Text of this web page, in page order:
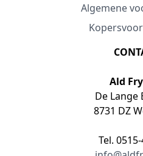
Algemene
Ald
De Lange
8731 DZ
Tel.